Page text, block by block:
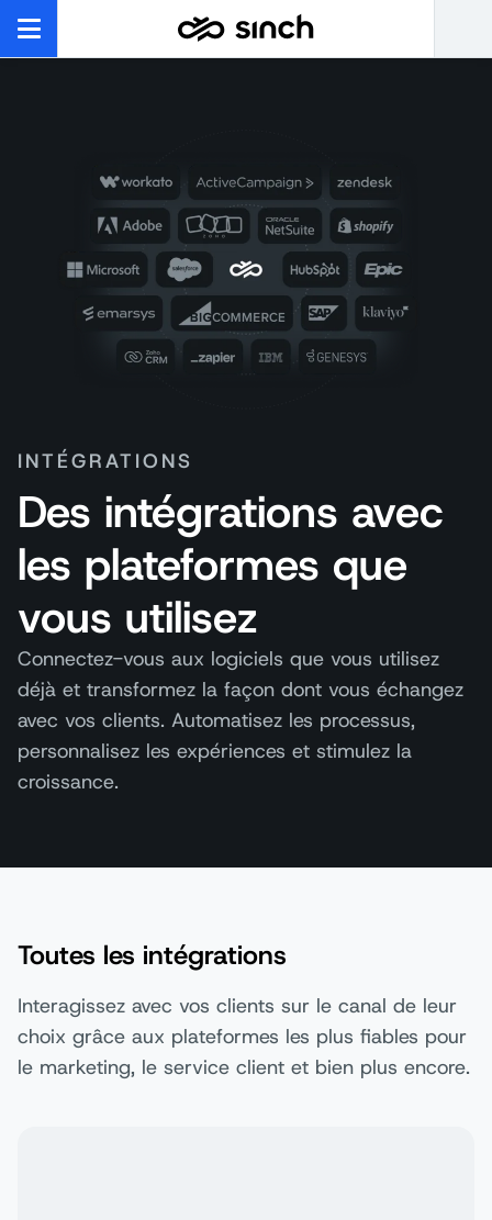
INTÉGRATIONS
Des intégrations avec
les plateformes que
vous utilisez
Connectez-vous aux logiciels que vous utilisez
déjà et transformez la façon dont vous échangez
avec vos clients. Automatisez les processus,
personnalisez les expériences et stimulez la
croissance.
Toutes les intégrations
Interagissez avec vos clients sur le canal de leur
choix grâce aux plateformes les plus fiables pour
le marketing, le service client et bien plus encore.